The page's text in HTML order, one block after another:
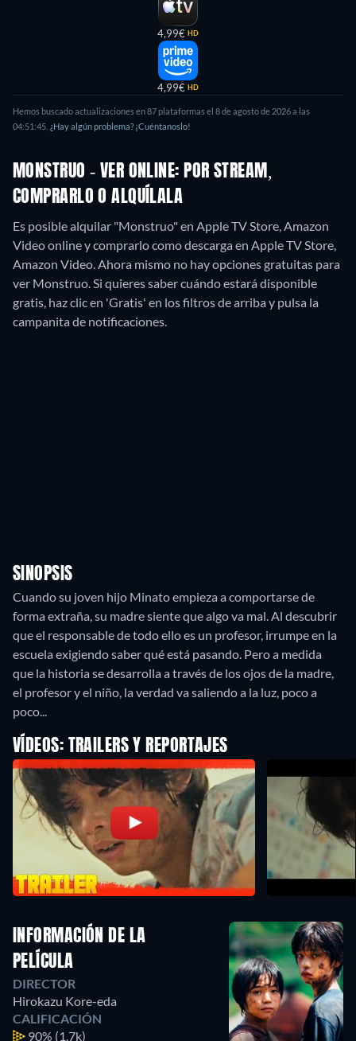
4,99€ HD
4,99€ HD
Hemos buscado actualizaciones en87plataformas el 8 de agosto de 2026a las
04:51:45 ¿Hay algún problema? ¡Cuéntanoslo!
MONSTRUO - VER ONLINE: POR STREAM,
COMPRARLO O ALQUÍLALA
Es posible alquilar "Monstruo" en Apple TV Store, Amazon
Video online y comprarlo como descarga en Apple TV Store,
Amazon Video.Ahora mismo no hay opciones gratuitas para
ver Monstruo. Si quieres saber cuándo estará disponible
gratis, haz clic en 'Gratis' en los filtros de arriba y pulsa la
campanita de notificaciones.
SINOPSIS
Cuando su joven hijo Minato empieza a comportarse de
forma extraña, su madre siente que algo va mal. Al descubrir
que el responsable de todo ello es un profesor, irrumpe en la
escuela exigiendo saber qué está pasando. Pero a medida
que la historia se desarrolla a través de los ojos de la madre,
el profesor y el niño, la verdad va saliendo a la luz, poco a
poco...
VÍDEOS: TRAILERS Y REPORTAJES
INFORMACIÓN DE LA
PELÍCULA
DIRECTOR
Hirokazu Kore-eda
CALIFICACIÓN
90% (1.7k)